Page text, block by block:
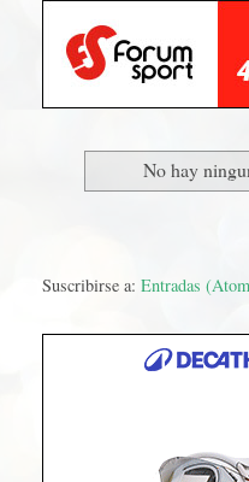
No hay
Suscribirse a: Entradas